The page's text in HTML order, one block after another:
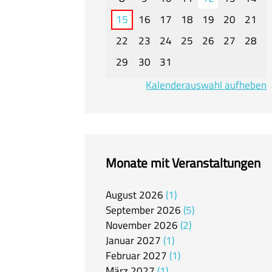
15
16 17 18 19 20
21
22
23 24 25 26 27
28
29
30
31
Kalenderauswahl aufheben
Monate mit Veranstaltungen
August2026 1
September2026 5
November2026 2
Januar2027 1
Februar2027 1